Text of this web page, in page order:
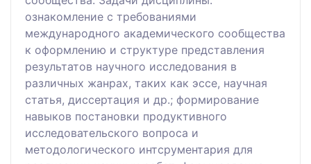
ознакомление с требованиями
международного академического сообщества
к оформлению и структуре представления
результатов научного исследования в
различных жанрах, таких как эссе, научная
статья, диссертация и др.; формирование
навыков постановки продуктивного
исследовательского вопроса и
методологического интсрументария для